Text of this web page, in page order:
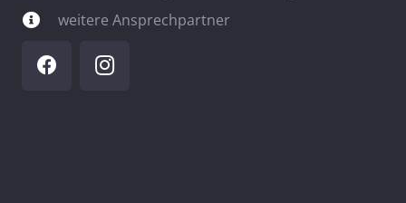
weitere Ansprechpartner